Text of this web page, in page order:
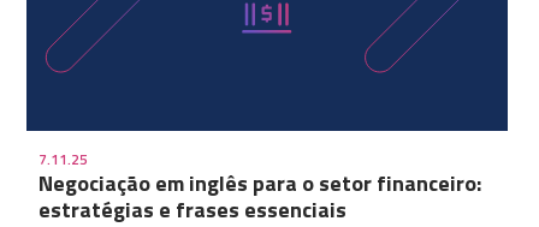
7.11.25
Negociação em inglês para o setor financeiro:
estratégias e frases essenciais